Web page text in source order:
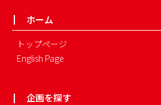
ホーム
トップページ
English Page
企画を探す